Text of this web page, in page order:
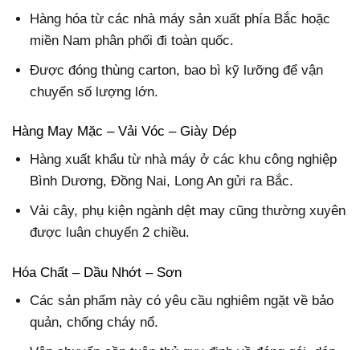
Hàng hóa từ các nhà máy sản xuất phía Bắc hoặc
miền Nam phân phối đi toàn quốc.
Được đóng thùng carton, bao bì kỹ lưỡng để vận
chuyển số lượng lớn.
Hàng May Mặc – Vải Vóc – Giày Dép
Hàng xuất khẩu từ nhà máy ở các khu công nghiệp
Bình Dương, Đồng Nai, Long An gửi ra Bắc.
Vải cây, phụ kiện ngành dệt may cũng thường xuyên
được luân chuyển 2 chiều.
Hóa Chất – Dầu Nhớt – Sơn
Các sản phẩm này có yêu cầu nghiêm ngặt về bảo
quản, chống cháy nổ.